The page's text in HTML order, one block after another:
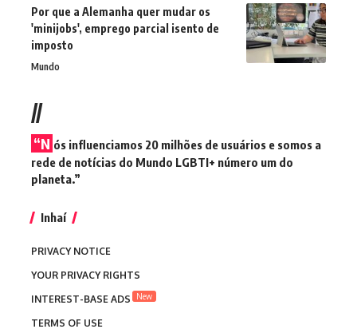
Por que a Alemanha quer mudar os
'minijobs', emprego parcial isento de
imposto
Mundo
//
“N ós influenciamos 20 milhões de usuários e somos a
rede de notícias do Mundo LGBTI+ número um do
planeta.”
Inhaí
PRIVACY NOTICE
YOUR PRIVACY RIGHTS
INTEREST-BASE ADS
New
TERMS OF USE